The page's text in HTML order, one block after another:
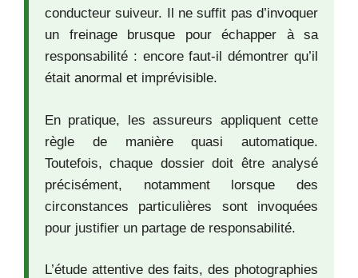
conducteur suiveur. Il ne suffit pas d’invoquer
un freinage brusque pour échapper à sa
responsabilité : encore faut-il démontrer qu’il
était anormal et imprévisible.
En pratique, les assureurs appliquent cette
règle de manière quasi automatique.
Toutefois, chaque dossier doit être analysé
précisément, notamment lorsque des
circonstances particulières sont invoquées
pour justifier un partage de responsabilité.
L’étude attentive des faits, des photographies